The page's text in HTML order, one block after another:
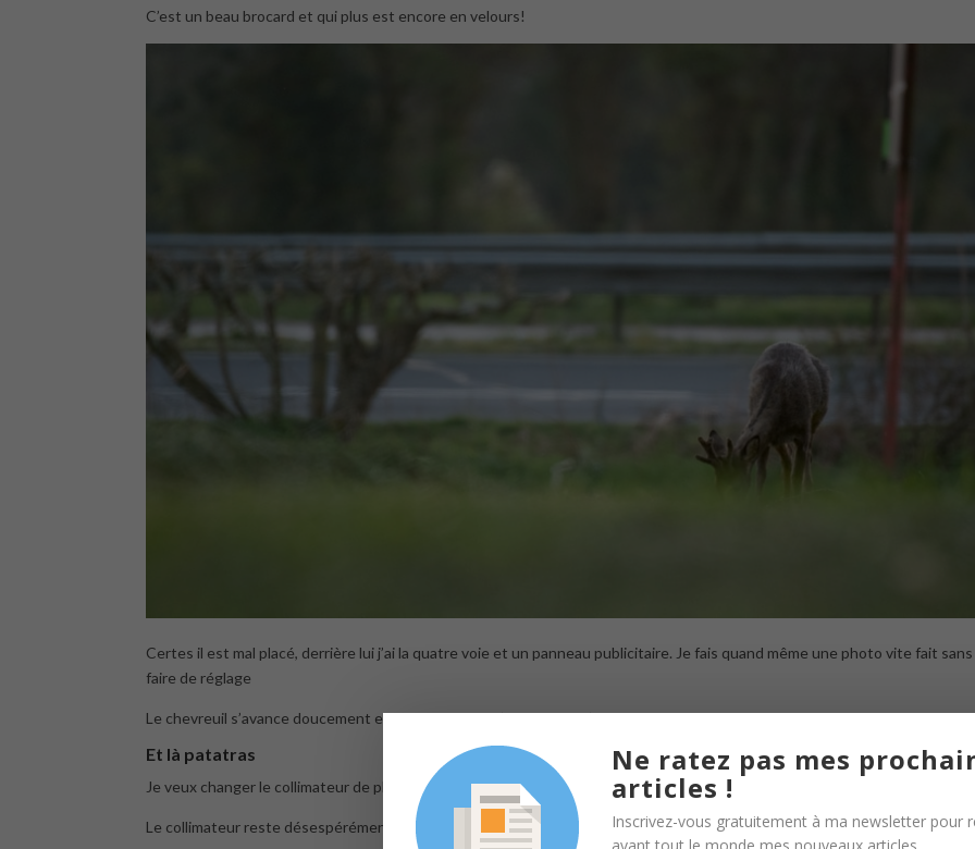
C’est un beau brocard et qui plus est encore en velours!
Certes il est mal placé, derrière lui j’ai la quatre voie et un panneau publicitaire. Je fais quand même une photo vite fait
faire de réglage
Le chevreuil s’avance doucement et là je recadre. Il s’est déplacé l’arrière plan est bien meilleur.
Et là patatras
Je veux changer le collimateur de place pour ajuster ma mise au point et là rien ne se passe!
Le collimateur reste désespérément en bas à droite dans le viseur.
Ne ratez pas mes
articles !
Inscrivez-vous gratuitement à ma newsletter pour
avant tout le monde mes nouveaux articles